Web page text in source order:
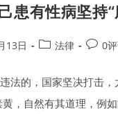
患有性病坚持
13日
Post法律
Post0
法的，国家坚决打击
，自然有其道理，例